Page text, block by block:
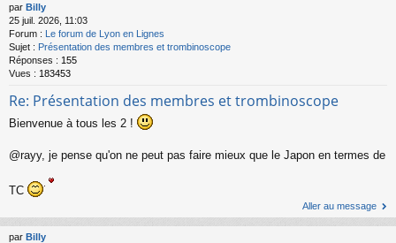
par Billy
25 juil. 2026, 11:03
Forum : Le forum de Lyon en Lignes
Sujet : Présentation des membres et trombinoscope
Réponses : 155
Vues : 183453
Re: Présentation des membres et trombinoscope
Bienvenue à tous les 2 !
@rayy, je pense qu'on ne peut pas faire mieux que le Japon en termes de
TC
Aller au message
par Billy